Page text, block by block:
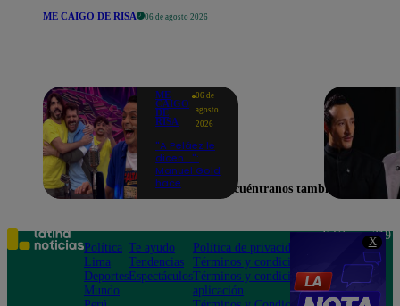
X
ME CAIGO DE RISA 06 de agosto 2026
ME
CAIGO
DE
RISA
06 de
agosto
2026
"A Peláez le
dicen...":
Manuel Gold
hace
de contar el
chiste
Encuéntranos también en
Política
Lima
Deportes
Mundo
Te ayudo
Tendencias
Espectáculos
Política de privacidad
Términos y condiciones
Términos y condiciones
aplicación
Teléfono: 219
Av. San
Felipe 968
Jesús María